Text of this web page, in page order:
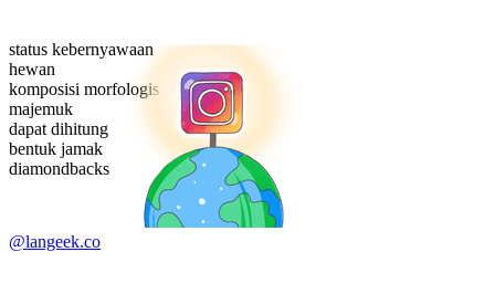
status kebernyawaan
hewan
komposisi morfologis
majemuk
dapat dihitung
bentuk jamak
diamondbacks
@langeek.co